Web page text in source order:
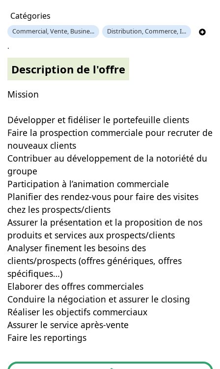
Catégories
Commercial, Vente, Busine... Distribution, Commerce, I...
.
Description de l'offre
Mission
Développer et fidéliser le portefeuille clients
Faire la prospection commerciale pour recruter de
nouveaux clients
Contribuer au développement de la notoriété du
groupe
Participation à l’animation commerciale
Planifier des rendez-vous pour faire des visites
chez les prospects/clients
Assurer la présentation et la proposition de nos
produits et services aux prospects/clients
Analyser finement les besoins des
clients/prospects (offres génériques, offres
spécifiques…)
Elaborer des offres commerciales
Conduire la négociation et assurer le closing
Réaliser les objectifs commerciaux
Assurer le service après-vente
Faire les reportings